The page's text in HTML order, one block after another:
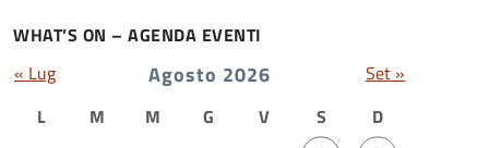
WHAT’S ON – AGENDA EVENTI
Agosto 2026
L M M G V S D
« Lug Set »